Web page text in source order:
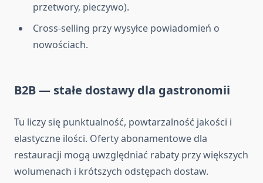
przetwory, pieczywo).
Cross-selling przy wysyłce powiadomień o
nowościach.
B2B — stałe dostawy dla gastronomii
Tu liczy się punktualność, powtarzalność jakości i
elastyczne ilości. Oferty abonamentowe dla
restauracji mogą uwzględniać rabaty przy większych
wolumenach i krótszych odstępach dostaw.